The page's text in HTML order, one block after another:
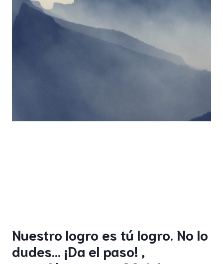
Nuestro logro es tú logro. No lo
dudes… ¡Da el paso! ,